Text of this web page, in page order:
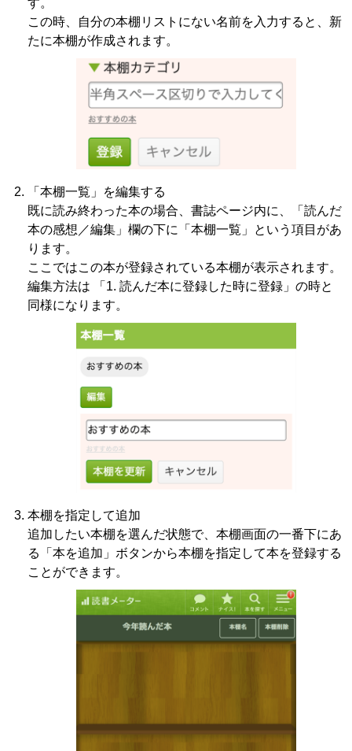
す。
この時、自分の本棚リストにない名前を入力すると、新
たに本棚が作成されます。
「本棚一覧」を編集する
既に読み終わった本の場合、書誌ページ内に、「読んだ
本の感想／編集」欄の下に「本棚一覧」という項目があ
ります。
ここではこの本が登録されている本棚が表示されます。
編集方法は 「1. 読んだ本に登録した時に登録」の時と
同様になります。
本棚を指定して追加
追加したい本棚を選んだ状態で、本棚画面の一番下にあ
る「本を追加」ボタンから本棚を指定して本を登録する
ことができます。